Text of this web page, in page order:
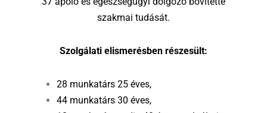
szakmai tudását.
Szolgálati elismerésben részesült:
28 munkatárs 25 éves,
44 munkatárs 30 éves,